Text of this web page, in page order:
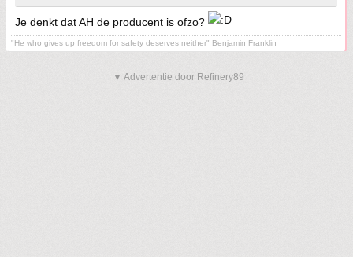
Je denkt dat AH de producent is ofzo?
"He who gives up freedom for safety deserves neither" Benjamin Franklin
▼ Advertentie door Refinery89